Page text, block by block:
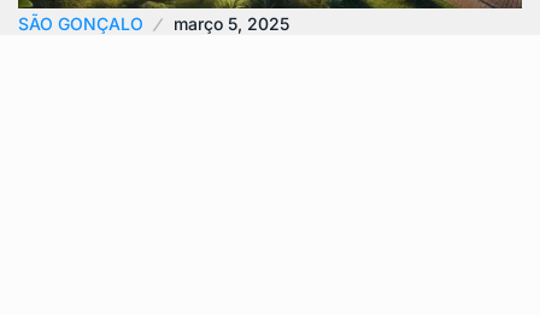
SÃO GONÇALO março 5, 2025